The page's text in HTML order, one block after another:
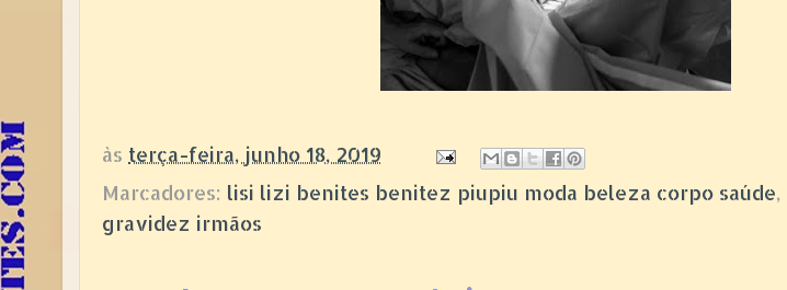
às terça-feira, junho 18, 2019
Marcadores: lisi lizi benites benitez piupiu moda beleza corpo saúde,
gravidez irmãos